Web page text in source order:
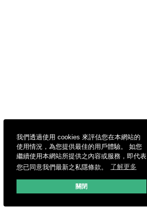
我們透過使用 cookies 來評估您在本網站的
使用情況，為您提供最佳的用戶體驗。 如您
繼續使用本網站所提供之內容或服務，即代表
您已同意我們最新之私隱條款。
了解更多
關閉